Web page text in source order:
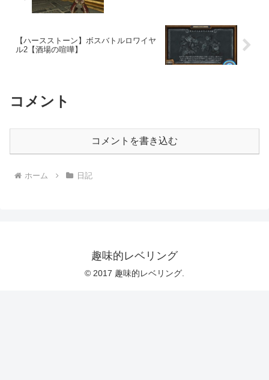
【ハースストーン】ボスバトルロワイヤ
ル2【酒場の喧嘩】
コメント
コメントを書き込む
ホーム 日記
趣味的レベリング
© 2017 趣味的レベリング.